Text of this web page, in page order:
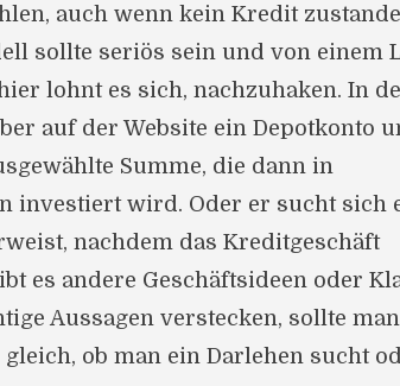
auch wenn kein Kredit zustande
sollte seriös sein und von einem
lohnt es sich, nachzuhaken. In
auf der Website ein Depotkonto
Summe, die dann in
investiert wird. Oder er sucht sich
nachdem das Kreditgeschäft
es andere Geschäftsideen oder
Aussagen verstecken, sollte
ob man ein Darlehen sucht